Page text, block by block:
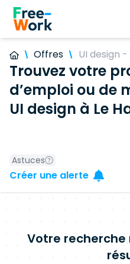
Offres UI design
Trouvez votre
d’emploi ou de
UI design à Le
Astuces
Créer une alerte
Votre recherche